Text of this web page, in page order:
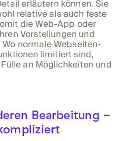
erläutern können. Sie
relative als auch feste
die Web-App oder
Vorstellungen und
normale Webseiten-
limitiert sind,
an Möglichkeiten und
Bearbeitung -